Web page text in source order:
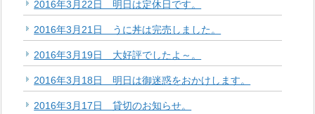
2016年3月22日 明日は定休日です。
2016年3月21日 うに丼は完売しました。
2016年3月19日 大好評でしたよ～。
2016年3月18日 明日は御迷惑をおかけします。
2016年3月17日 貸切のお知らせ。